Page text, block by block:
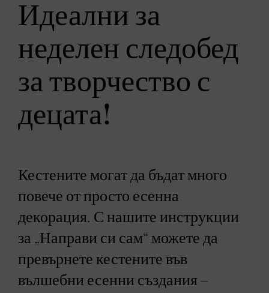
Идеални за
неделен следобед
за творчество с
децата!
Кестените могат да бъдат много
повече от просто есенна
декорация. С нашите инструкции
за „Направи си сам“ можете да
превърнете кестените във
вълшебни есенни създания –